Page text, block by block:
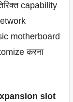
capability
motherboard
करना
slot